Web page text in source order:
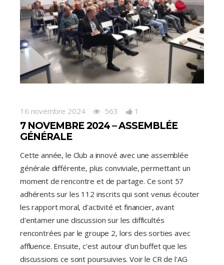
16 novembre 2024 563 1
7 NOVEMBRE 2024 – ASSEMBLÉE
GÉNÉRALE
Cette année, le Club a innové avec une assemblée
générale différente, plus conviviale, permettant un
moment de rencontre et de partage. Ce sont 57
adhérents sur les 112 inscrits qui sont venus écouter
les rapport moral, d'activité et financier, avant
d'entamer une discussion sur les difficultés
rencontrées par le groupe 2, lors des sorties avec
affluence. Ensuite, c'est autour d'un buffet que les
discussions ce sont poursuivies. Voir le CR de l'AG